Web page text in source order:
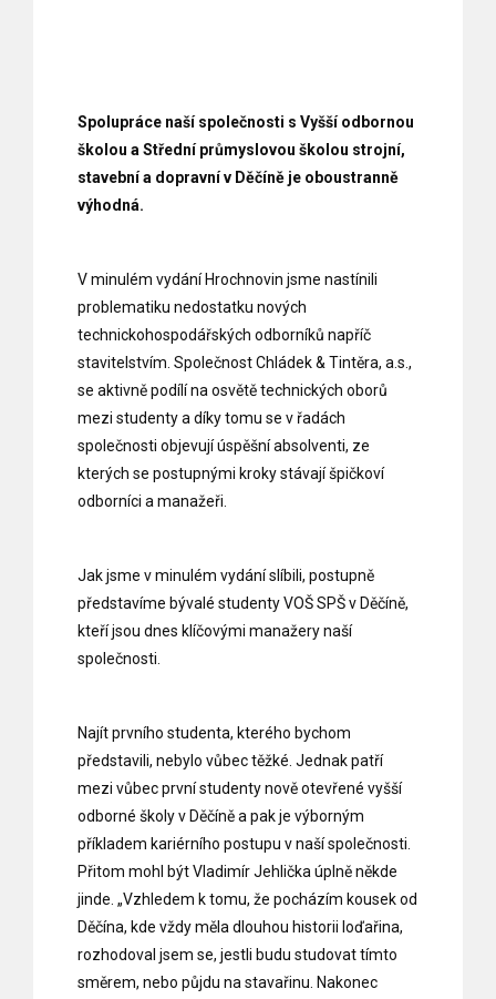
Spolupráce naší společnosti s Vyšší odbornou
školou a Střední průmyslovou školou strojní,
stavební a dopravní v Děčíně je oboustranně
výhodná.
V minulém vydání Hrochnovin jsme nastínili
problematiku nedostatku nových
technickohospodářských odborníků napříč
stavitelstvím. Společnost Chládek & Tintěra, a.s.,
se aktivně podílí na osvětě technických oborů
mezi studenty a díky tomu se v řadách
společnosti objevují úspěšní absolventi, ze
kterých se postupnými kroky stávají špičkoví
odborníci a manažeři.
Jak jsme v minulém vydání slíbili, postupně
představíme bývalé studenty VOŠ SPŠ v Děčíně,
kteří jsou dnes klíčovými manažery naší
společnosti.
Najít prvního studenta, kterého bychom
představili, nebylo vůbec těžké. Jednak patří
mezi vůbec první studenty nově otevřené vyšší
odborné školy v Děčíně a pak je výborným
příkladem kariérního postupu v naší společnosti.
Přitom mohl být Vladimír Jehlička úplně někde
jinde. „Vzhledem k tomu, že pocházím kousek od
Děčína, kde vždy měla dlouhou historii loďařina,
rozhodoval jsem se, jestli budu studovat tímto
směrem, nebo půjdu na stavařinu. Nakonec